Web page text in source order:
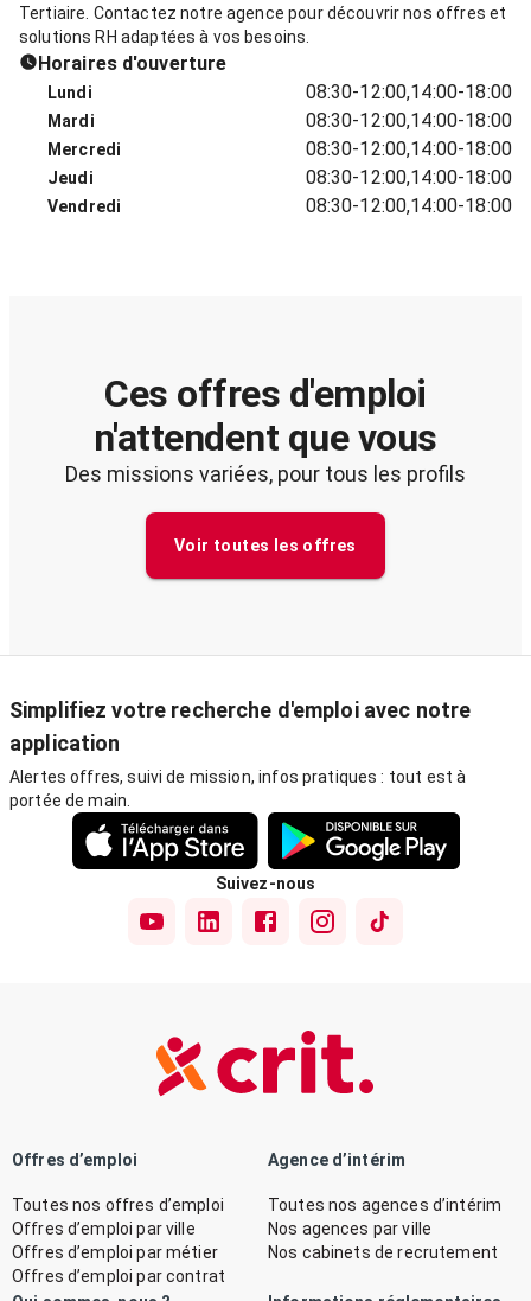
Tertiaire. Contactez notre agence pour découvrir nos offres et
solutions RH adaptées à vos besoins.
Horaires d'ouverture
Lundi 08:30-12:00,14:00-18:00
Mardi 08:30-12:00,14:00-18:00
Mercredi 08:30-12:00,14:00-18:00
Jeudi 08:30-12:00,14:00-18:00
Vendredi 08:30-12:00,14:00-18:00
Ces offres d'emploi
n'attendent que vous
Des missions variées, pour tous les profils
Voir toutes les offres
Simplifiez votre recherche d'emploi avec notre
application
Alertes offres, suivi de mission, infos pratiques : tout est à
portée de main.
Suivez-nous
Offres d’emploi
Toutes nos offres d’emploi
Offres d’emploi par ville
Offres d’emploi par métier
Offres d’emploi par contrat
Agence d’intérim
Toutes nos agences d’intérim
Nos agences par ville
Nos cabinets de recrutement